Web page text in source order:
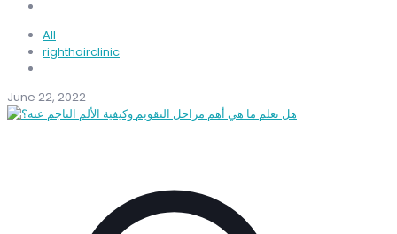
All
righthairclinic
June 22, 2022